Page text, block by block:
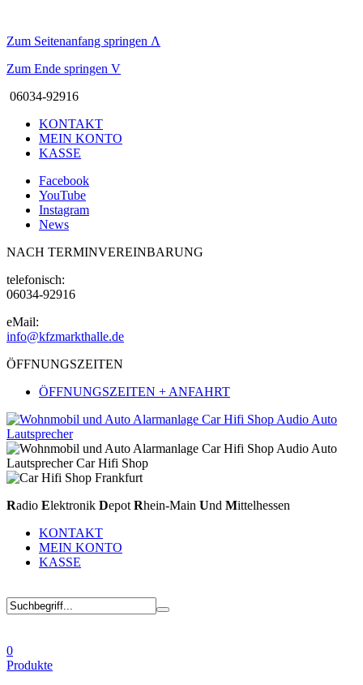
Zum Seitenanfang springen Λ
Zum Ende springen V
06034-92916
KONTAKT
MEIN KONTO
KASSE
Facebook
YouTube
Instagram
News
NACH TERMINVEREINBARUNG
telefonisch:
06034-92916
eMail:
info@kfzmarkthalle.de
ÖFFNUNGSZEITEN
ÖFFNUNGSZEITEN + ANFAHRT
Radio Elektronik Depot Rhein-Main Und Mittelhessen
KONTAKT
MEIN KONTO
KASSE
0
Produkte